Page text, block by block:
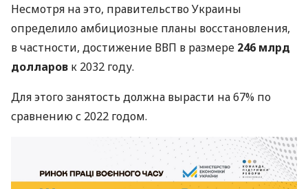
Несмотря на это, правительство Украины
определило амбициозные планы восстановления,
в частности, достижение ВВП в размере 246 млрд
долларов к 2032 году.
Для этого занятость должна вырасти на 67% по
сравнению с 2022 годом.